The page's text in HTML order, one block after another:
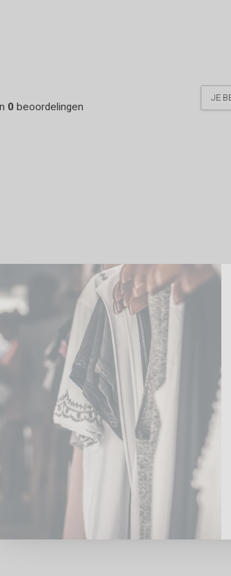
0 beoordelingen
JE